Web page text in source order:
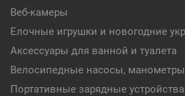
Веб-камеры
Елочные игрушки и новогодние
Аксессуары для ванной и туалета
Велосипедные насосы,
Портативные зарядные устройства